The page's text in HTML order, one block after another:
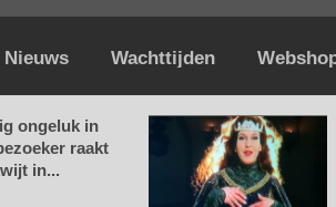
Nieuws Wachttijden
ongeluk in
raakt
in...